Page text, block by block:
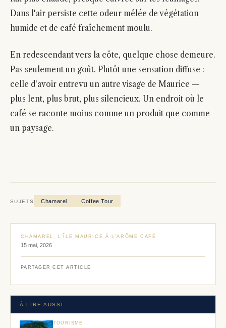
Dans l'air persiste cette odeur mêlée de végétation
humide et de café fraîchement moulu.
En redescendant vers la côte, quelque chose demeure.
Pas seulement un goût. Plutôt une sensation diffuse :
celle d'avoir entrevu un autre visage de Maurice —
plus lent, plus brut, plus silencieux. Un endroit où le
café se raconte moins comme un produit que comme
un paysage.
SUJETS Chamarel Coffee Tour
CHAMAREL, L'ÎLE MAURICE À L'ARÔME CAFÉ
15 mai, 2026
PARTAGER CET ARTICLE
À LIRE AUSSI
TOURISME